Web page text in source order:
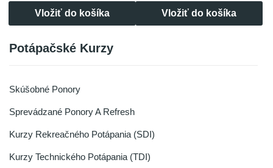
Potápačské Kurzy
Skúšobné Ponory
Sprevádzané Ponory A Refresh
Kurzy Rekreačného Potápania (SDI)
Kurzy Technického Potápania (TDI)
Vložiť do košíka Vložiť do košíka